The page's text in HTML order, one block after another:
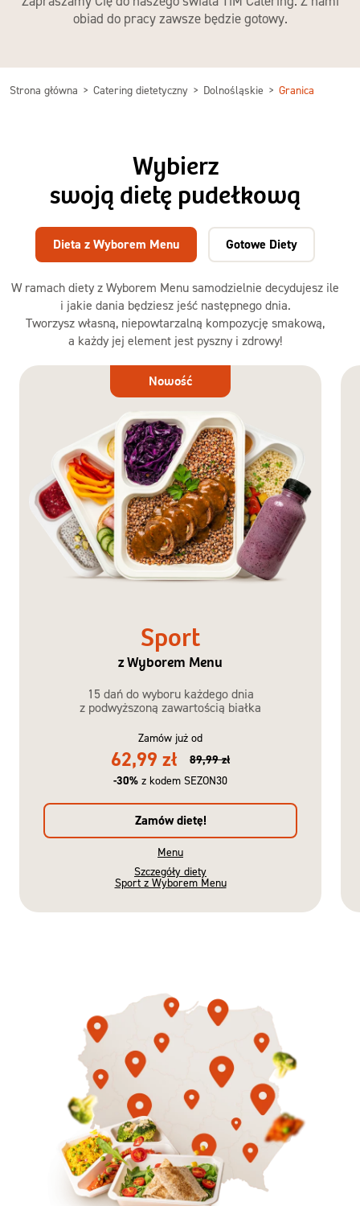
obiad do pracy zawsze będzie gotowy.
Strona główna Catering dietetyczny Dolnośląskie Granica
Wybierz
swoją dietę pudełkową
W ramach diety z Wyborem Menu samodzielnie decydujesz ile
i jakie dania będziesz jeść następnego dnia.
Tworzysz własną, niepowtarzalną kompozycję smakową,
a każdy jej element jest pyszny i zdrowy!
Dieta z Wyborem Menu Gotowe Diety
Dieta
Nowość
Sport
z Wyborem Menu
15 dań do wyboru każdego dnia
z podwyższoną zawartością białka
Zamów już od
62,99 zł
89,99 zł
-30% z kodem SEZON30
Zamów dietę!
Menu
Szczegóły diety
Sport z Wyborem Menu